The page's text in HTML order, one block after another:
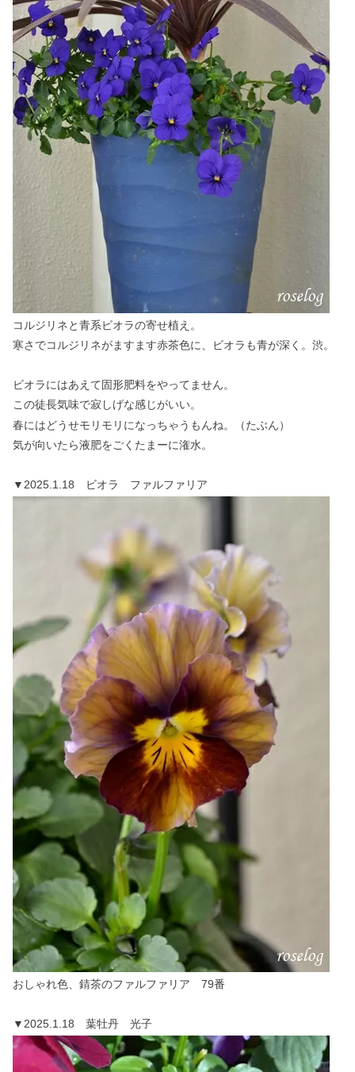
コルジリネと青系ビオラの寄せ植え。
寒さでコルジリネがますます赤茶色に、ビオラも青が深く。渋。
ビオラにはあえて固形肥料をやってません。
この徒長気味で寂しげな感じがいい。
春にはどうせモリモリになっちゃうもんね。（たぶん）
気が向いたら液肥をごくたまーに潅水。
▼2025.1.18 ビオラ ファルファリア
おしゃれ色、錆茶のファルファリア 79番
▼2025.1.18 葉牡丹 光子